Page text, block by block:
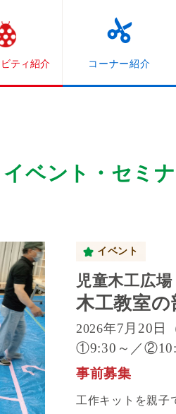
ティ紹介 コーナー紹介
イベント・セミ
イベント
児童木工広場
木工教室の
2026年7月20日
①9:30～／
事前募集
工作キットを親子